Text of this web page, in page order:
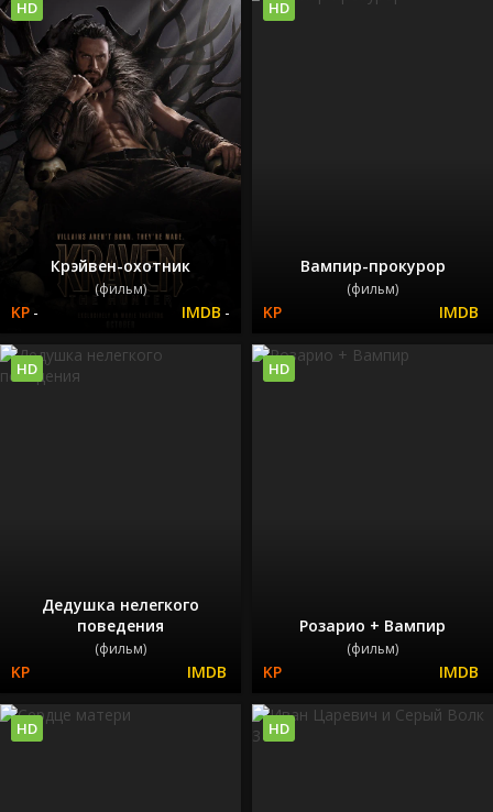
Крэйвен-охотник
(фильм)
- -
HD
Вампир-прокурор
(фильм)
HD
Дедушка нелегкого
поведения
(фильм)
HD
Розарио + Вампир
(фильм)
HD
HD HD